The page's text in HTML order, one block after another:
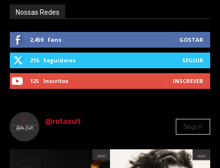
Nossas Redes
2,459 Fans GOSTAR
216 Seguidores SEGUIR
125 Inscritos INSCREVER
@rotacult
Seguir